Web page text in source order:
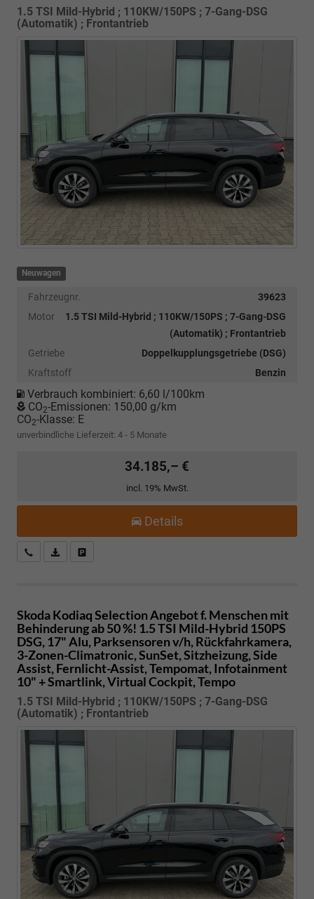
1.5 TSI Mild-Hybrid ; 110KW/150PS ; 7-Gang-DSG
(Automatik) ; Frontantrieb
Neuwagen
Fahrzeugnr.
39623
Motor
1.5 TSI Mild-Hybrid ; 110KW/150PS ; 7-Gang-DSG
(Automatik) ; Frontantrieb
Getriebe
Doppelkupplungsgetriebe (DSG)
Kraftstoff
Benzin
Verbrauch kombiniert: 6,60 l/100km
CO2-Emissionen: 150,00 g/km
CO2-Klasse: E
unverbindliche Lieferzeit: 4 - 5 Monate
34.185,– €
incl. 19% MwSt.
Details
Kostenloser Rückruf-Service
PDF-Datei, Fahrzeugexposé drucken
Skoda KodiaqSelection Angebot f. Menschen mit
Behinderung ab 50 %! 1.5 TSI Mild-Hybrid 150PS
DSG, 17" Alu, Parksensoren v/h, Rückfahrkamera,
3-Zonen-Climatronic, SunSet, Sitzheizung, Side
Assist, Fernlicht-Assist, Tempomat, Infotainment
10" + Smartlink, Virtual Cockpit, Tempo
1.5 TSI Mild-Hybrid ; 110KW/150PS ; 7-Gang-DSG
(Automatik) ; Frontantrieb